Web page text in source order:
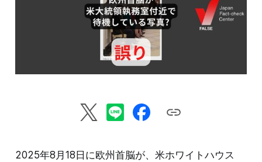
2025年8月18日に欧州首脳が、米ホワイトハウス